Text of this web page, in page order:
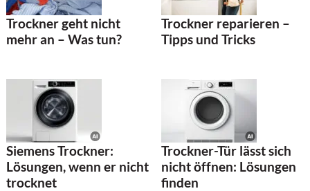
Trockner geht nicht
mehr an – Was tun?
Trockner reparieren –
Tipps und Tricks
Siemens Trockner:
Lösungen, wenn er nicht
trocknet
Trockner-Tür lässt sich
nicht öffnen: Lösungen
finden